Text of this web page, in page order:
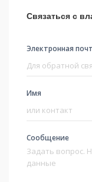
Связаться с
Электронная
Имя
Сообщение